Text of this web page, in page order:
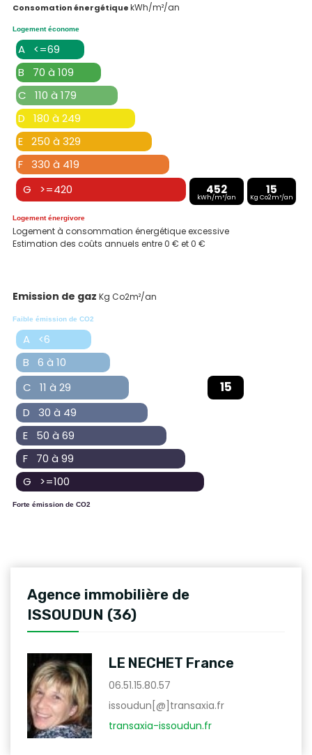
Consomation énergétiquekWh/m²/an
Logement économe
A <=69
B 70 à 109
C 110 à 179
D 180 à 249
E 250 à 329
F 330 à 419
G >=420
452
kWh/m²/an
15
Kg Co2m²/an
Logement énergivore
Logement à consommation énergétique excessive
Estimation des coûts annuels entre 0 € et 0 €
Emission de gaz Kg Co2m²/an
Faible émission de CO2
A <6
B 6 à 10
C 11 à 29
15
D 30 à 49
E 50 à 69
F 70 à 99
G >=100
Forte émission de CO2
Agence immobilière de
ISSOUDUN (36)
LE NECHET France
06.51.15.80.57
issoudun[@]transaxia.fr
transaxia-issoudun.fr